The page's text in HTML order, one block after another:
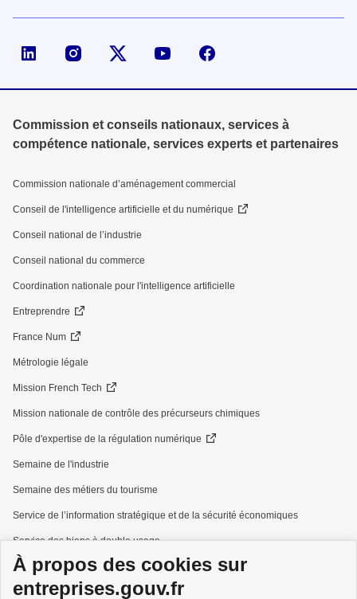
À propos des cookies sur
entreprises.gouv.fr
Page LinkedIn de la DGECompte X (ex-Twitter) de la DGE
Commission et conseils nationaux, services à
compétence nationale, services experts et partenaires
Commission nationale d’aménagement commercial
Conseil de l'intelligence artificielle et du numérique
Conseil national de l’industrie
Conseil national du commerce
Coordination nationale pour l'intelligence artificielle
Entreprendre
France Num
Métrologie légale
Mission French Tech
Mission nationale de contrôle des précurseurs chimiques
Pôle d'expertise de la régulation numérique
Semaine de l'industrie
Semaine des métiers du tourisme
Service de l’information stratégique et de la sécurité économiques
Service des biens à double usage
Services à la personne